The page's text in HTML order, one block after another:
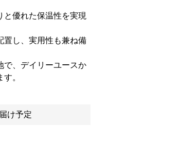
と優れた保温性を実現
置し、実用性も兼ね備
で、デイリーユースか
。
け予定